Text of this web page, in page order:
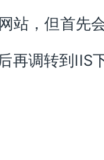
站，但首先
再调转到IIS